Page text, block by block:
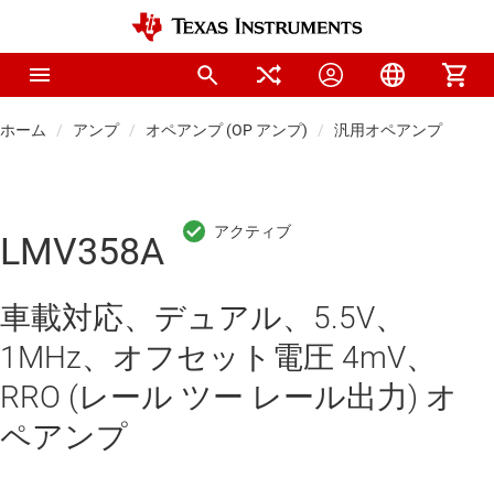
ホーム アンプ オペアンプ (OP アンプ) 汎用オペアンプ
LMV358A
車載対応、デュアル、5.5V、
1MHz、オフセット電圧 4mV、
RRO (レール ツー レール出力) オ
ペアンプ